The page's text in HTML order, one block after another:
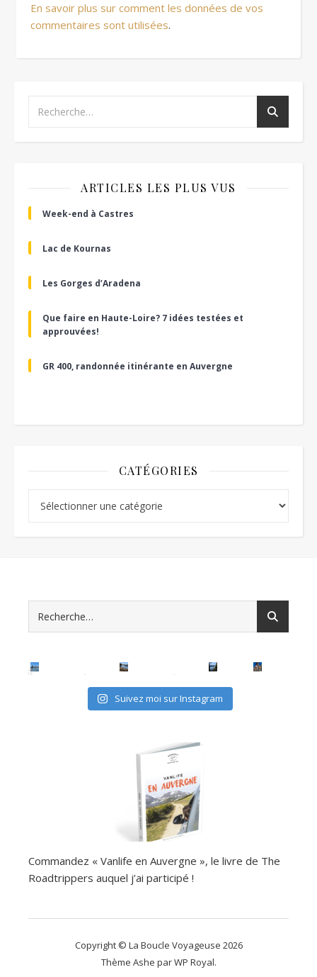
En savoir plus sur comment les données de vos
commentaires sont utilisées.
ARTICLES LES PLUS VUS
Week-end à Castres
Lac de Kournas
Les Gorges d’Aradena
Que faire en Haute-Loire? 7 idées testées et
approuvées!
GR 400, randonnée itinérante en Auvergne
CATÉGORIES
Suivez moi sur Instagram
Commandez « Vanlife en Auvergne », le livre de The
Roadtrippers auquel j’ai participé !
Copyright © La Boucle Voyageuse 2026
Thème Ashe parWP Royal.